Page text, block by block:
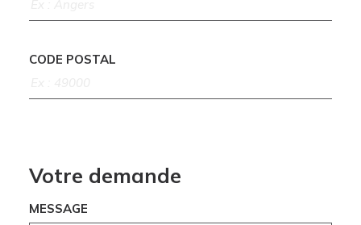
CODE POSTAL
Votre demande
MESSAGE